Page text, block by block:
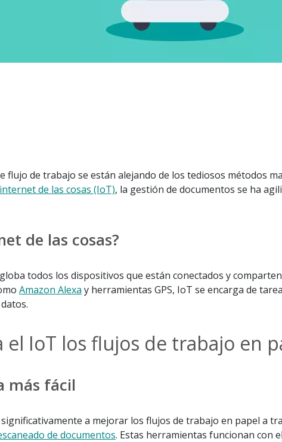
flujo de trabajo se están alejando de los tediosos métodos
de las cosas (IoT), la gestión de documentos se ha
de las cosas?
todos los dispositivos que están conectados y
Amazon Alexa y herramientas GPS, IoT se encarga de
el IoT los flujos de trabajo en
más fácil
a mejorar los flujos de trabajo en papel a
de documentos. Estas herramientas funcionan con